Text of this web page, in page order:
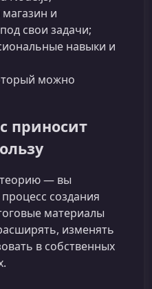
и
свои задачи;
навыки и
можно
приносит
теорию — вы
создания
материалы
изменять
в собственных